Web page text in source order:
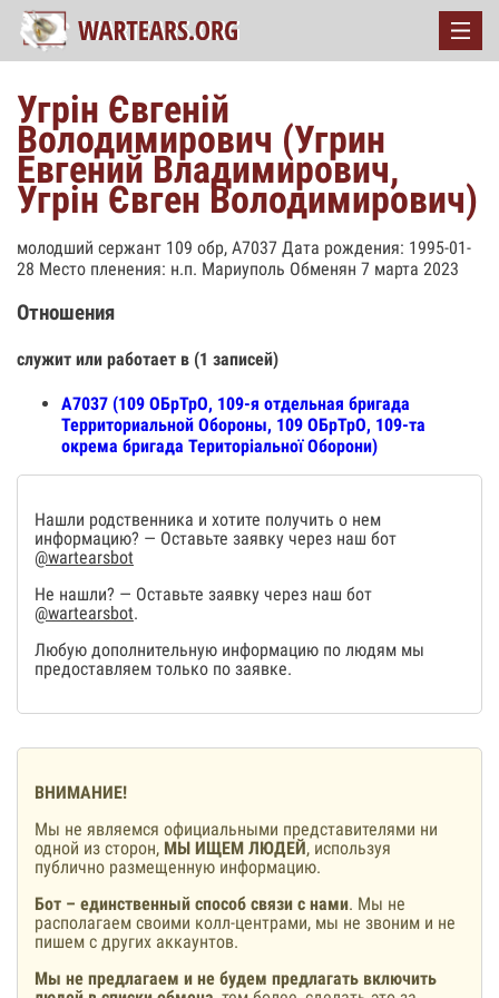
Угрін Євгеній
Володимирович (Угрин
Евгений Владимирович,
Угрiн Євген Володимирович)
молодший сержант 109 обр, А7037 Дата рождения: 1995-01-
28 Место пленения: н.п. Мариуполь Обменян 7 марта 2023
Отношения
служит или работает в (1 записей)
А7037 (109 ОБрТрО, 109-я отдельная бригада
Территориальной Обороны, 109 ОБрТрО, 109-та
окрема бригада Територіальної Оборони)
Нашли родственника и хотите получить о нем
информацию? — Оставьте заявку через наш бот
@wartearsbot
Не нашли? — Оставьте заявку через наш бот
@wartearsbot.
Любую дополнительную информацию по людям мы
предоставляем только по заявке.
ВНИМАНИЕ!
Мы не являемся официальными представителями ни
одной из сторон, МЫ ИЩЕМ ЛЮДЕЙ, используя
публично размещенную информацию.
Бот – единственный способ связи с нами. Мы не
располагаем своими колл-центрами, мы не звоним и не
пишем с других аккаунтов.
Мы не предлагаем и не будем предлагать включить